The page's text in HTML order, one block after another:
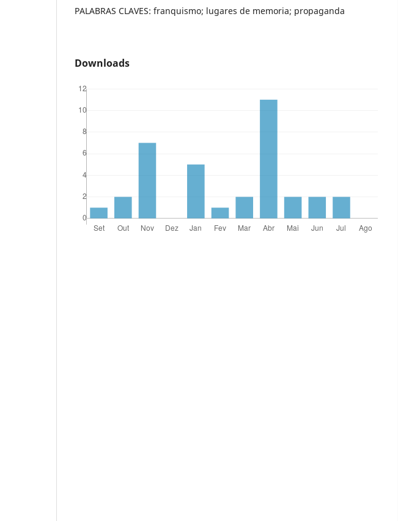
PALABRAS CLAVES: franquismo; lugares de memoria; propaganda
Downloads